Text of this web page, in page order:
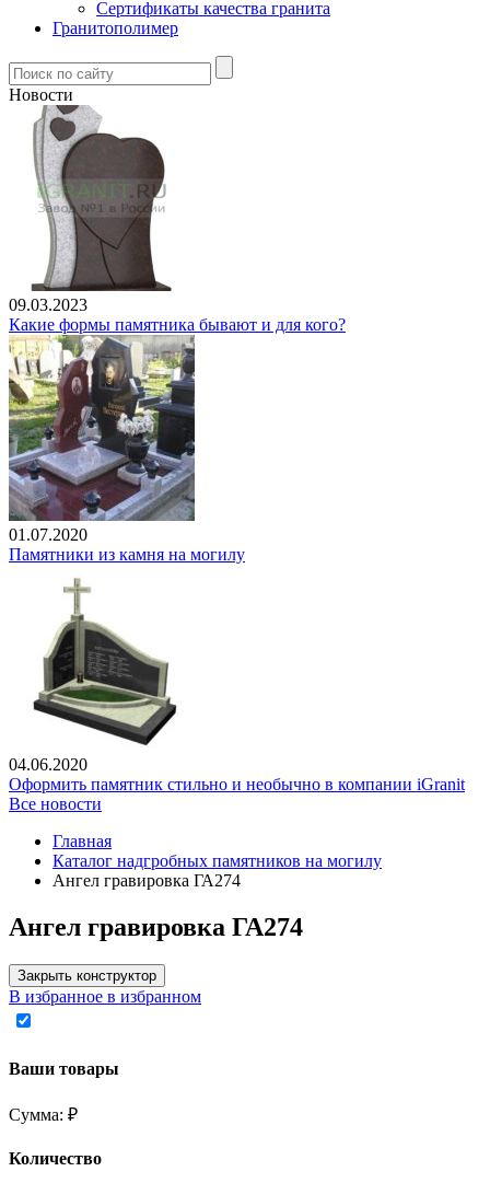
Сертификаты качества гранита
Гранитополимер
Новости
09.03.2023
Какие формы памятника бывают и для кого?
01.07.2020
Памятники из камня на могилу
04.06.2020
Оформить памятник стильно и необычно в компании iGranit
Все новости
Главная
Каталог надгробных памятников на могилу
Ангел гравировка ГА274
Ангел гравировка ГА274
Закрыть конструктор
В избранное в избранном
Ваши товары
Сумма: ₽
Количество